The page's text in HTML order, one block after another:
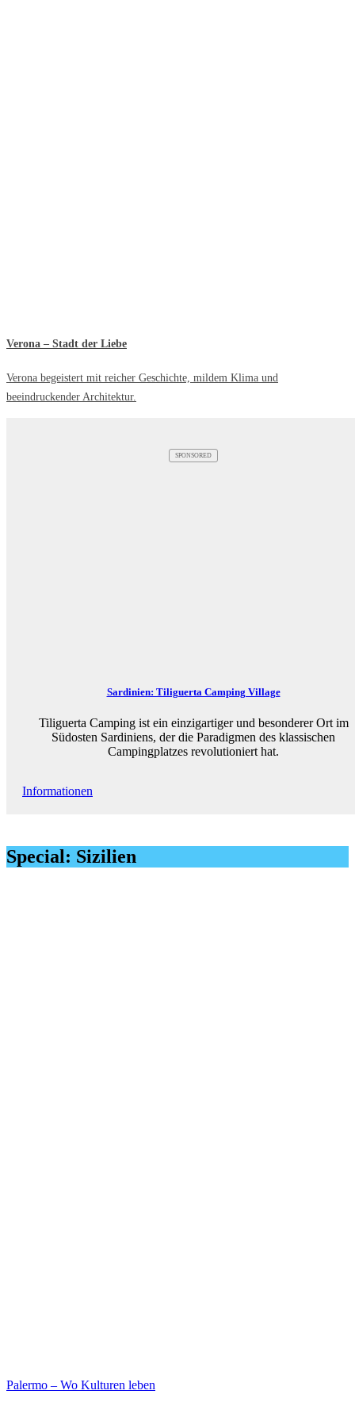
Verona – Stadt der Liebe
Verona begeistert mit reicher Geschichte, mildem Klima und
beeindruckender Architektur.
SPONSORED
Sardinien: Tiliguerta Camping Village
Tiliguerta Camping ist ein einzigartiger und besonderer Ort im
Südosten Sardiniens, der die Paradigmen des klassischen
Campingplatzes revolutioniert hat.
Informationen
Special: Sizilien
Palermo – Wo Kulturen leben